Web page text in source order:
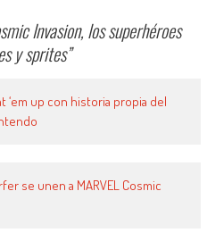
Invasion, los superhéroes
y sprites”
‘em up con historia propia del
se unen a MARVEL Cosmic